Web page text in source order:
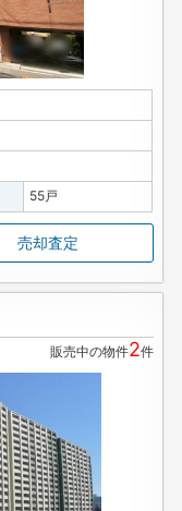
55戸
売却査定
販売中の物件2件